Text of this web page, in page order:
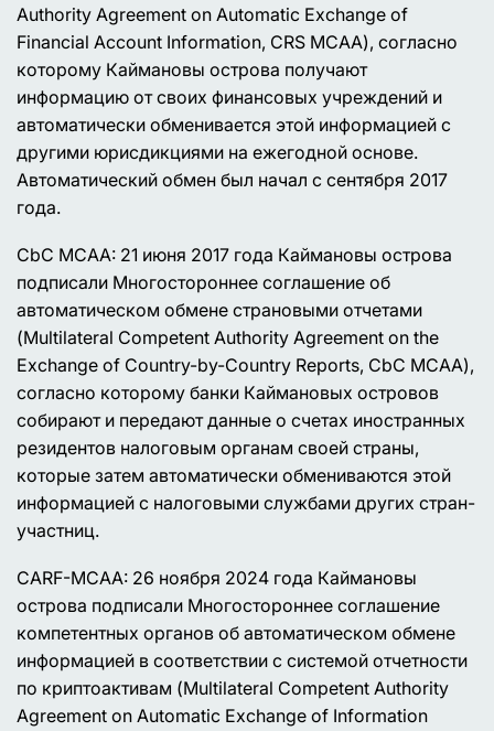
Authority Agreement on Automatic Exchange of
Financial Account Information, CRS MCAA), согласно
которому Каймановы острова получают
информацию от своих финансовых учреждений и
автоматически обменивается этой информацией с
другими юрисдикциями на ежегодной основе.
Автоматический обмен был начал с сентября 2017
года.
CbC MCAA: 21 июня 2017 года Каймановы острова
подписали Многостороннее соглашение об
автоматическом обмене страновыми отчетами
(Multilateral Competent Authority Agreement on the
Exchange of Country-by-Country Reports, CbC MCAA),
согласно которому банки Каймановых островов
собирают и передают данные о счетах иностранных
резидентов налоговым органам своей страны,
которые затем автоматически обмениваются этой
информацией с налоговыми службами других стран-
участниц.
CARF-MCAA: 26 ноября 2024 года Каймановы
острова подписали Многостороннее соглашение
компетентных органов об автоматическом обмене
информацией в соответствии с системой отчетности
по криптоактивам (Multilateral Competent Authority
Agreement on Automatic Exchange of Information